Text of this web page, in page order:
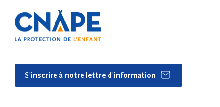
S'inscrire à notre lettre d'information